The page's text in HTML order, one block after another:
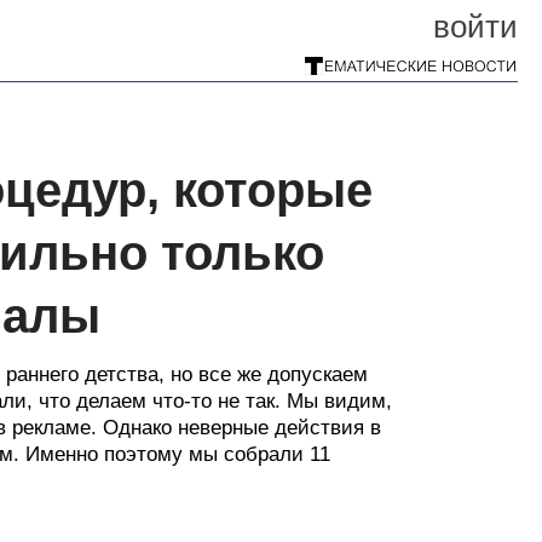
войти
которые
только
детства, но все же допускаем
что делаем что-то не так. Мы видим,
Однако неверные действия в
Именно поэтому мы собрали 11